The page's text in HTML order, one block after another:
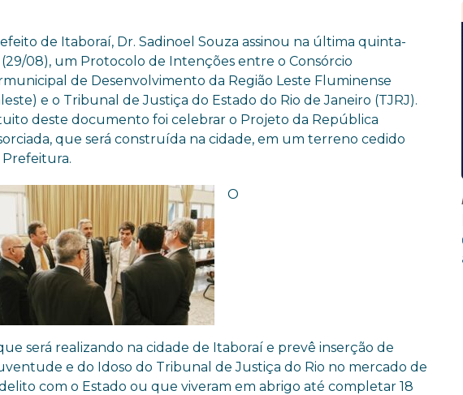
de Itaboraí, Dr. Sadinoel Souza assinou na última quinta-
(29/08), um Protocolo de Intenções entre o Consórcio
de Desenvolvimento da Região Leste Fluminense
e o Tribunal de Justiça do Estado do Rio de Janeiro (TJRJ).
deste documento foi celebrar o Projeto da República
que será construída na cidade, em um terreno cedido
Prefeitura.
O
será realizando na cidade de Itaboraí e prevê inserção de
e do Idoso do Tribunal de Justiça do Rio no mercado de
com o Estado ou que viveram em abrigo até completar 18